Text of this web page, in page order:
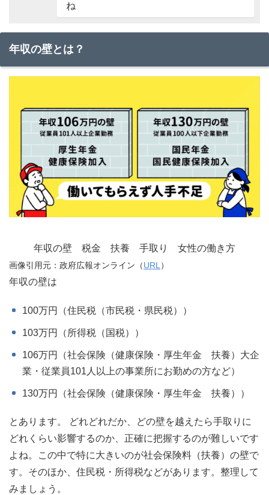
将来への蓄えをしたいけど
すしかない
130万円を超えると手取りが22万円減
税金の壁はそれほど気にしなくてい
壁を越えたぶんにだけ税金がかかる
130万円になると手取りがガクンと減
少する
壁を越えても手取りを増やすために
はどれくらい多く働かないといけな
かどちらかに壁がある
会社の規模によって違う
レーション
ね
年収の壁とは？
年収の壁 税金 扶養 手取り 女性の働き方
画像引用元：政府広報オンライン（URL）
年収の壁は
100万円（住民税（市民税・県民税））
103万円（所得税（国税））
106万円（社会保険（健康保険・厚生年金 扶養）大企
業・従業員101人以上の事業所にお勤めの方など）
130万円（社会保険（健康保険・厚生年金 扶養））
とあります。 どれどれだか、どの壁を越えたら手取りに
どれくらい影響するのか、正確に把握するのが難しいです
よね。この中で特に大きいのが社会保険料（扶養）の壁で
す。そのほか、住民税・所得税などがあります。整理して
みましょう。